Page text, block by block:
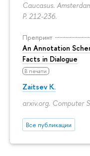
Caucasus.
P. 212-236.
Препринт
An Annotation
Facts in Dialogue
В печати
Zaitsev K.
arxiv.org. Computer
Все публикации